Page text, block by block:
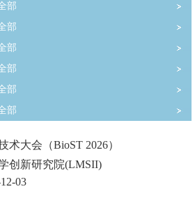
部
部
部
部
部
部
大会（BioST 2026）
创新研究院(LMSII)
03